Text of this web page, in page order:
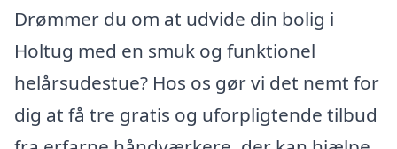
Drømmer du om at udvide din bolig i
Holtug med en smuk og funktionel
helårsudestue? Hos os gør vi det nemt for
dig at få tre gratis og uforpligtende tilbud